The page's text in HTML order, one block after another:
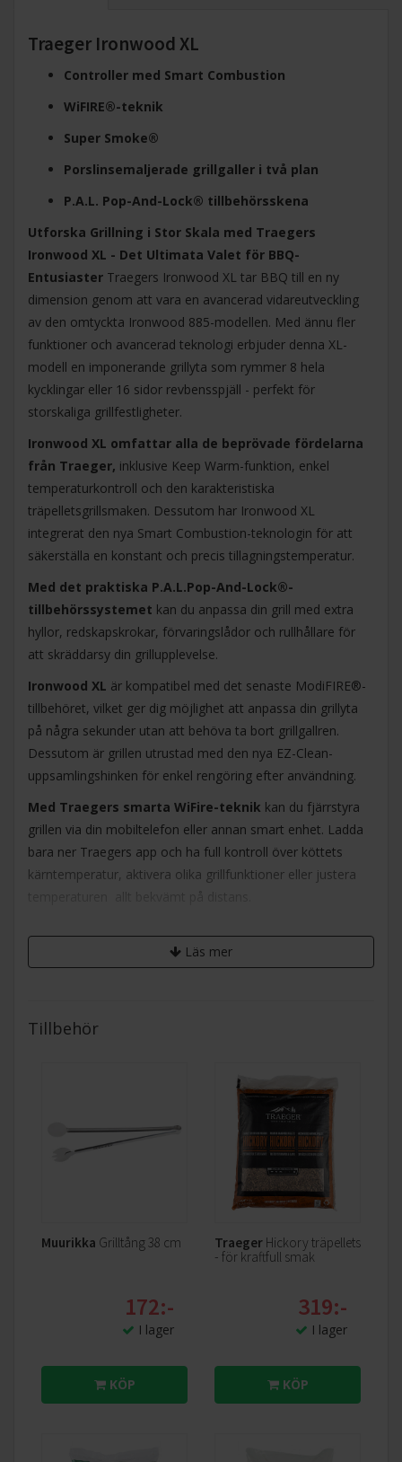
Traeger Ironwood XL
Controller med Smart Combustion
WiFIRE®-teknik
Super Smoke®
Porslinsemaljerade grillgaller i två plan
P.A.L. Pop-And-Lock® tillbehörsskena
Utforska Grillning i Stor Skala med Traegers
Ironwood XL - Det Ultimata Valet för BBQ-
Entusiaster Traegers Ironwood XL tar BBQ till en ny
dimension genom att vara en avancerad vidareutveckling
av den omtyckta Ironwood 885-modellen. Med ännu fler
funktioner och avancerad teknologi erbjuder denna XL-
modell en imponerande grillyta som rymmer 8 hela
kycklingar eller 16 sidor revbensspjäll - perfekt för
storskaliga grillfestligheter.
Ironwood XL omfattar alla de beprövade fördelarna
från Traeger, inklusive Keep Warm-funktion, enkel
temperaturkontroll och den karakteristiska
träpelletsgrillsmaken. Dessutom har Ironwood XL
integrerat den nya Smart Combustion-teknologin för att
säkerställa en konstant och precis tillagningstemperatur.
Med det praktiska P.A.L.Pop-And-Lock®-
tillbehörssystemet kan du anpassa din grill med extra
hyllor, redskapskrokar, förvaringslådor och rullhållare för
att skräddarsy din grillupplevelse.
Ironwood XL är kompatibel med det senaste ModiFIRE®-
tillbehöret, vilket ger dig möjlighet att anpassa din grillyta
på några sekunder utan att behöva ta bort grillgallren.
Dessutom är grillen utrustad med den nya EZ-Clean-
uppsamlingshinken för enkel rengöring efter användning.
Med Traegers smarta WiFire-teknik kan du fjärrstyra
grillen via din mobiltelefon eller annan smart enhet. Ladda
bara ner Traegers app och ha full kontroll över köttets
kärntemperatur, aktivera olika grillfunktioner eller justera
Smoke-funktion, som förstärker röksmaken i grillen. Det
inkluderar även det nya FreeFlow firepot-systemet, som
till din grillade mat.
Läs mer
Tillbehör
Muurikka Grilltång 38 cm
172:-
I lager
KÖP
Traeger Hickory träpellets
- för kraftfull smak
319:-
I lager
KÖP